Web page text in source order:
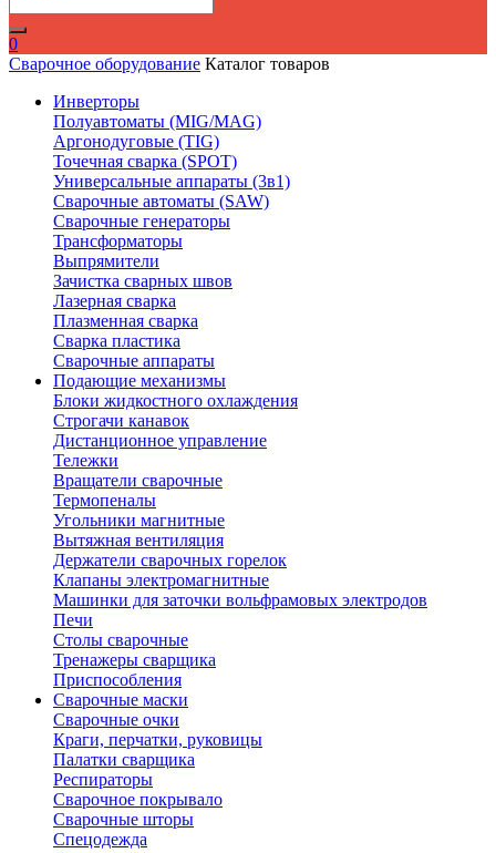
0
Сварочное оборудование Каталог товаров
Инверторы
Полуавтоматы (MIG/MAG)
Аргонодуговые (TIG)
Точечная сварка (SPOT)
Универсальные аппараты (3в1)
Сварочные автоматы (SAW)
Сварочные генераторы
Трансформаторы
Выпрямители
Зачистка сварных швов
Лазерная сварка
Плазменная сварка
Сварка пластика
Сварочные аппараты
Подающие механизмы
Блоки жидкостного охлаждения
Строгачи канавок
Дистанционное управление
Тележки
Вращатели сварочные
Термопеналы
Угольники магнитные
Вытяжная вентиляция
Держатели сварочных горелок
Клапаны электромагнитные
Машинки для заточки вольфрамовых электродов
Печи
Столы сварочные
Тренажеры сварщика
Приспособления
Сварочные маски
Сварочные очки
Краги, перчатки, руковицы
Палатки сварщика
Респираторы
Сварочное покрывало
Сварочные шторы
Спецодежда